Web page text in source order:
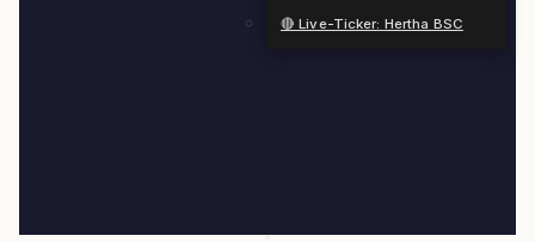
🔴 Live-Ticker: Hertha BSC